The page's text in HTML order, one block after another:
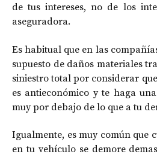
de tus intereses, no de los
aseguradora.
Es habitual que en las
supuesto de daños materiales
siniestro total por considerar
es antieconómico y te haga
muy por debajo de lo que a tu
Igualmente, es muy común que
en tu vehículo se demore